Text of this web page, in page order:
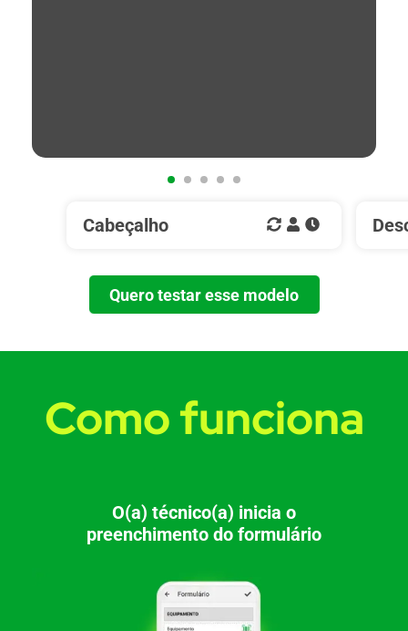
Cabeçalho
Quero testar esse modelo
Como funciona
O(a) técnico(a) inicia o
preenchimento do formulário